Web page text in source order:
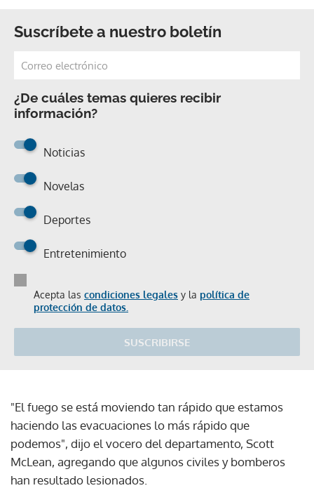
Suscríbete a nuestro boletín
¿De cuáles temas quieres recibir
información?
Noticias
Novelas
Deportes
Entretenimiento
Acepta las condiciones legales y la política de
protección de datos.
SUSCRIBIRSE
"El fuego se está moviendo tan rápido que estamos
haciendo las evacuaciones lo más rápido que
podemos", dijo el vocero del departamento, Scott
McLean, agregando que algunos civiles y bomberos
han resultado lesionados.